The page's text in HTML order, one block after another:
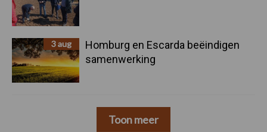
3 aug
Homburg en Escarda beëindigen
samenwerking
Toon meer